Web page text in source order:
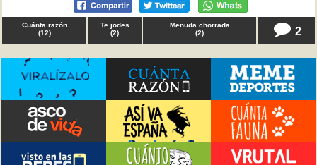
Cuánta razón
(12)
Te jodes
(2)
Menuda chorrada
(2) 2